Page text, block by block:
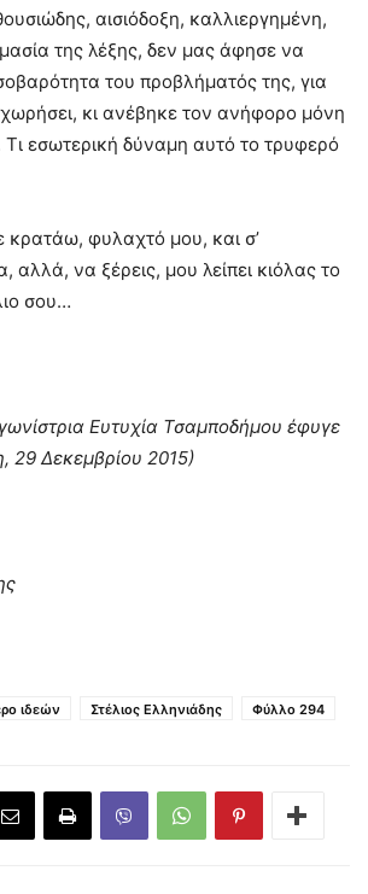
αισιόδοξη, καλλιεργημένη,
της λέξης, δεν μας άφησε να
του προβλήματός της, για
κι ανέβηκε τον ανήφορο μόνη
Τι εσωτερική δύναμη αυτό το τρυφερό
κρατάω, φυλαχτό μου, και σ’
αλλά, να ξέρεις, μου λείπει κιόλας το
σου…
Ευτυχία Τσαμποδήμου έφυγε
29 Δεκεμβρίου 2015)
ιδεών Στέλιος Ελληνιάδης Φύλλο 294